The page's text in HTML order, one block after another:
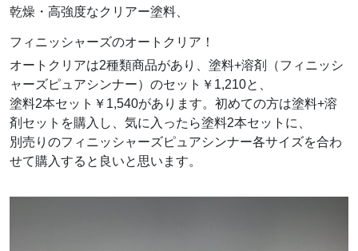
乾燥・高強度なクリアー塗料、
フィニッシャーズのオートクリア！
オートクリアは2種類商品があり、塗料+溶剤（フィニッシ
ャーズピュアシンナー）のセット￥1,210と、
塗料2本セット￥1,540があります。初めての方は塗料+溶
剤セットを購入し、気に入ったら塗料2本セットに、
別売りのフィニッシャーズピュアシンナー各サイズを合わ
せて購入すると良いと思います。